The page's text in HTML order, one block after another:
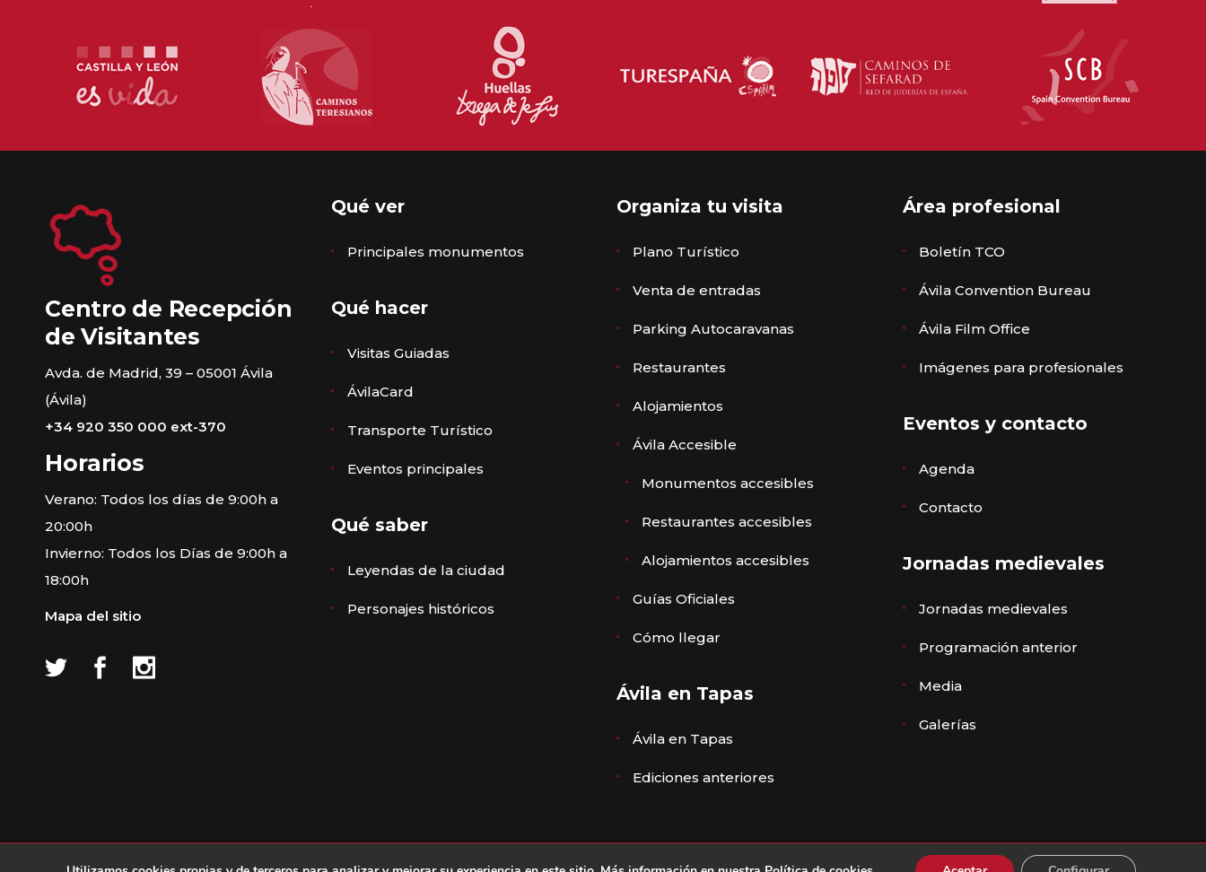
Centro de Recepción
de Visitantes
Avda. de Madrid, 39 – 05001 Ávila
(Ávila)
+34 920 350 000 ext-370
Horarios
Verano: Todos los días de 9:00h a
20:00h
Invierno: Todos los Días de 9:00h a
18:00h
Mapa del sitio
Qué ver
Principales monumentos
Qué hacer
Visitas Guiadas
ÁvilaCard
Transporte Turístico
Eventos principales
Qué saber
Leyendas de la ciudad
Personajes históricos
Organiza tu visita
Plano Turístico
Venta de entradas
Parking Autocaravanas
Restaurantes
Alojamientos
Ávila Accesible
Monumentos accesibles
Restaurantes accesibles
Alojamientos accesibles
Guías Oficiales
Cómo llegar
Ávila en Tapas
Ávila en Tapas
Ediciones anteriores
Área profesional
Boletín TCO
Ávila Convention Bureau
Ávila Film Office
Imágenes para profesionales
Eventos y contacto
Agenda
Contacto
Jornadas medievales
Jornadas medievales
Programación anterior
Media
Galerías